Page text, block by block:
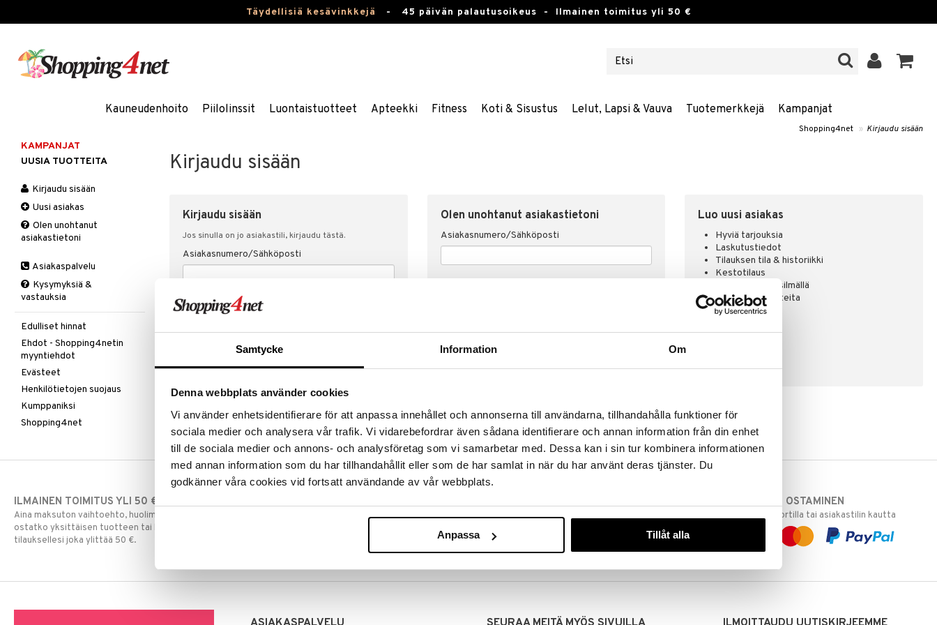
Samtycke Information Om
Denna webbplats använder cookies
Vi använder enhetsidentifierare för att anpassa innehållet och annonserna till användarna, tillhandahålla funktioner för
sociala medier och analysera vår trafik. Vi vidarebefordrar även sådana identifierare och annan information från din enhet
till de sociala medier och annons- och analysföretag som vi samarbetar med. Dessa kan i sin tur kombinera informationen
med annan information som du har tillhandahållit eller som de har samlat in när du har använt deras tjänster. Du
godkänner våra cookies vid fortsatt användande av vår webbplats.
Anpassa Tillåt alla
Täydellisiä kesävinkkejä - 45 päivän palautusoikeus - Ilmainen toimitus yli 50 €
Kauneudenhoito Piilolinssit Luontaistuotteet Apteekki Fitness Koti & Sisustus Lelut, Lapsi & Vauva Tuotemerkkejä Kampanjat
Shopping4net » Kirjaudu sisään
Kirjaudu sisään
Kirjaudu sisään
Jos sinulla on jo asiakastili, kirjaudu tästä.
Asiakasnumero/Sähköposti
Salasana
Olen unohtanut asiakastietoni
Asiakasnumero/Sähköposti
Luo uusi asiakas
Hyviä tarjouksia
Laskutustiedot
Tilauksen tila & historiikki
Kestotilaus
Pidä tuotteita silmällä
Arvostele tuotteita
Toivelistat
KAMPANJAT
UUSIA TUOTTEITA
Kirjaudu sisään
Uusi asiakas
Olen unohtanut
asiakastietoni
Asiakaspalvelu
Kysymyksiä &
vastauksia
Edulliset hinnat
Ehdot - Shopping4netin
myyntiehdot
Evästeet
Henkilötietojen suojaus
Kumppaniksi
Shopping4net
ILMAINEN TOIMITUS YLI 50 €
Aina maksuton vaihtoehto, huolimatta siitä
ostatko yksittäisen tuotteen tai koko
tilauksellesi joka ylittää 50 €.
Ennen kello 13.00 tehdyt tilaukset lähetetään
Ostamalla suuria eriä tuotteita varastoomme
voimme pitää hinnat alhaisina juuri Sinua varten!
Voit olla varma, että teet löytöjä sivuillamme.
TURVALLINEN OSTAMINEN
laskulla, pankkikortilla tai asiakastilin kautta